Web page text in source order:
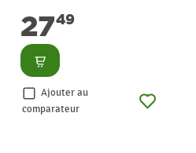
2749
Consulter
Ajouter au
comparateur